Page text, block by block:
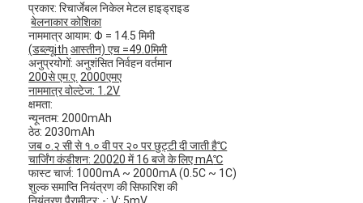
प्रकार: रिचार्जेबल निकेल मेटल हाइड्राइड
बेलनाकार कोशिका
नाममात्र आयाम: Φ = 14.5 मिमी
(डब्ल्यूith आस्तीन)एच =49.0मिमी
अनुप्रयोगों: अनुशंसित निर्वहन वर्तमान
200से एम.ए. 2000एमए
नाममात्र वोल्टेज: 1.2V
क्षमता:
न्यूनतम: 2000mAh
ठेठ: 2030mAh
जब ०.२ सी से १.० वी पर २० पर छुट्टी दी जाती है℃
चार्जिंग कंडीशन: 20020 में 16 बजे के लिए mA℃
फास्ट चार्ज: 1000mA ~ 2000mA (0.5C ~ 1C)
शुल्क समाप्ति नियंत्रण की सिफारिश की